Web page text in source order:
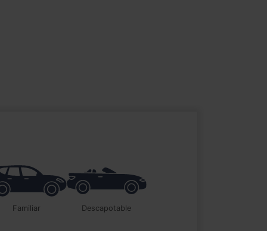
familiar descapotable